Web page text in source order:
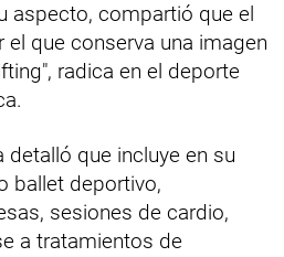
aspecto, compartió que el
que conserva una imagen
radica en el deporte
detalló que incluye en su
ballet deportivo,
sesiones de cardio,
a tratamientos de